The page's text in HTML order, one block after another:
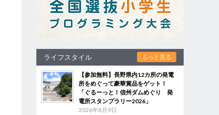
ライフスタイル もっと見る
【参加無料】長野県内12カ所の発電
所をめぐって豪華賞品をゲット！
「ぐるーっと！信州ダムめぐり 発
電所スタンプラリー2026」
2026年8月9日